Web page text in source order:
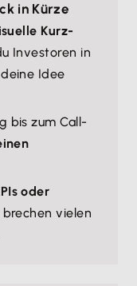
in Kürze
Kurz-
Investoren in
Idee
bis zum Call-
oder
brechen vielen